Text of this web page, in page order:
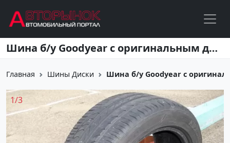
Перейти к основному содержанию Шина б/у Goodyear с оригинальным диском BMW R-17
Главная Шины Диски Шина б/у Goodyear с
1/3